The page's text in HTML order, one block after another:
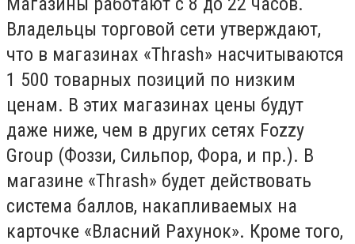
Владельцы торговой сети утверждают,
что в магазинах «Thrash» насчитываются
1 500 товарных позиций по низким
ценам. В этих магазинах цены будут
даже ниже, чем в других сетях Fozzy
Group (Фоззи, Сильпор, Фора, и пр.). В
магазине «Thrash» будет действовать
система баллов, накапливаемых на
карточке «Власний Рахунок». Кроме того,